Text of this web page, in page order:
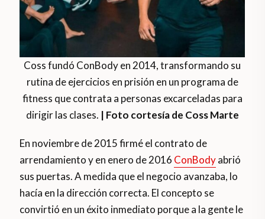
Coss fundó ConBody en 2014, transformando su
rutina de ejercicios en prisión en un programa de
fitness que contrata a personas excarceladas para
dirigir las clases. | Foto cortesía de Coss Marte
En noviembre de 2015 firmé el contrato de
arrendamiento y en enero de 2016 ConBodyabrió
sus puertas. A medida que el negocio avanzaba, lo
hacía en la dirección correcta. El concepto se
convirtió en un éxito inmediato porque a la gente le